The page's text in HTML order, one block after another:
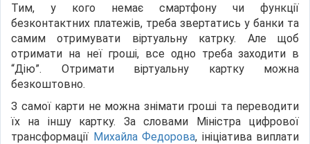
Тим, у кого немає смартфону чи функції
безконтактних платежів, треба звертатись у банки та
самим отримувати віртуальну катрку. Але щоб
отримати на неї гроші, все одно треба заходити в
“Дію”. Отримати віртуальну картку можна
безкоштовно.
З самої карти не можна знімати гроші та переводити
їх на іншу картку. За словами Міністра цифрової
трансформації Михайла Федорова, ініціатива виплати